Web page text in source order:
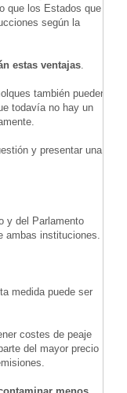
que los Estados que
según la
estas ventajas
también pueden
todavía no hay un
y presentar una
y del Parlamento
ambas instituciones.
medida puede ser
costes de peaje
del mayor precio